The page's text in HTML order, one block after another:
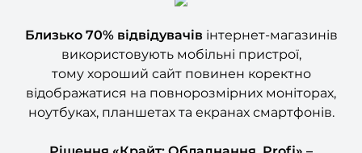
відвідувачів
використовують мобільні пристрої,
тому хороший сайт повинен коректно
відображатися на повнорозмірних моніторах,
ноутбуках, планшетах та екранах смартфонів.
Рішення «Крайт: Обладнання. Profi
» –
адаптивне,що безумовно робить його